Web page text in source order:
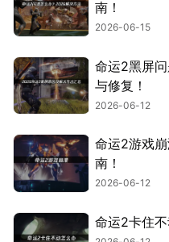
南！
2026-06-15
命运2黑屏
与修复！
2026-06-12
命运2游戏
南！
2026-06-12
命运2卡住